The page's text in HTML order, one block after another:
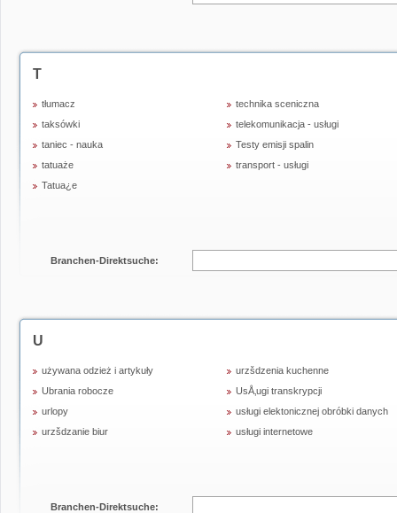
T
tłumacz
taksówki
taniec - nauka
tatuaże
Tatua¿e
technika sceniczna
telekomunikacja - usługi
Testy emisji spalin
transport - usługi
Branchen-Direktsuche:
U
używana odzież i artykuły
Ubrania robocze
urlopy
urzšdzanie biur
urzšdzenia kuchenne
UsÅ‚ugi transkrypcji
usługi elektonicznej obróbki danych
usługi internetowe
Branchen-Direktsuche: